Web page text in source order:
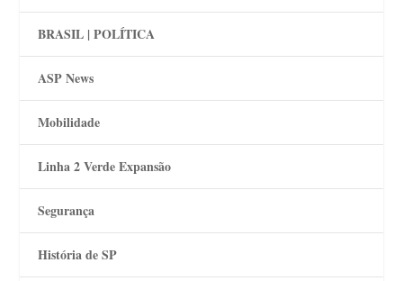
BRASIL | POLÍTICA
ASP News
Mobilidade
Linha 2 Verde Expansão
Segurança
História de SP